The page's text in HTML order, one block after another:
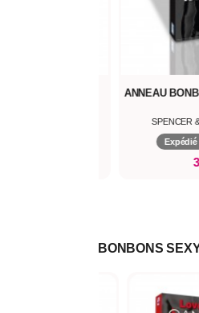
ANNEAU
SPENCER
BONBONS